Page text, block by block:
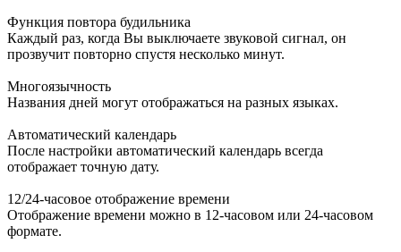
Функция повтора будильника
Каждый раз, когда Вы выключаете звуковой сигнал, он
прозвучит повторно спустя несколько минут.
Многоязычность
Названия дней могут отображаться на разных языках.
Автоматический календарь
После настройки автоматический календарь всегда
отображает точную дату.
12/24-часовое отображение времени
Отображение времени можно в 12-часовом или 24-часовом
формате.